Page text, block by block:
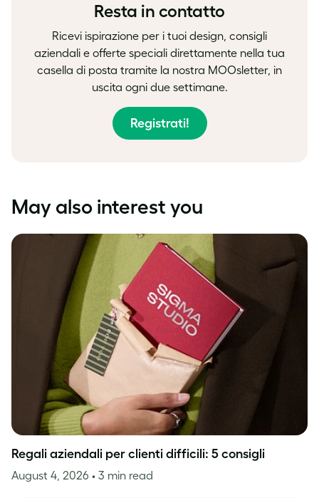
Resta in contatto
Ricevi ispirazione per i tuoi design, consigli
aziendali e offerte speciali direttamente nella tua
casella di posta tramite la nostra MOOsletter, in
uscita ogni due settimane.
Registrati!
May also interest you
Regali aziendali per clienti difficili: 5 consigli
August 4, 2026 • 3 min read